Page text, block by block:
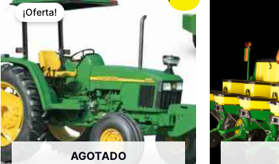
AGOTADO
¡Oferta!
precio
actual
es:
$145.000,00.